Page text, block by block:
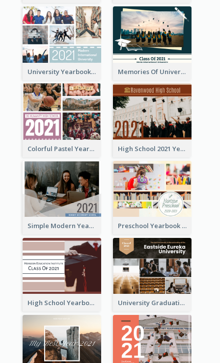
University Yearbook Photo Book Memories Of University Yearbook Photo Book
Colorful Pastel Yearbook Photo Book High School 2021 Yearbook Photo Book
Simple Modern Yearbook Photo Book Preschool Yearbook Photo Book
High School Yearbook Photo Book University Graduation Yearbook Photo Book